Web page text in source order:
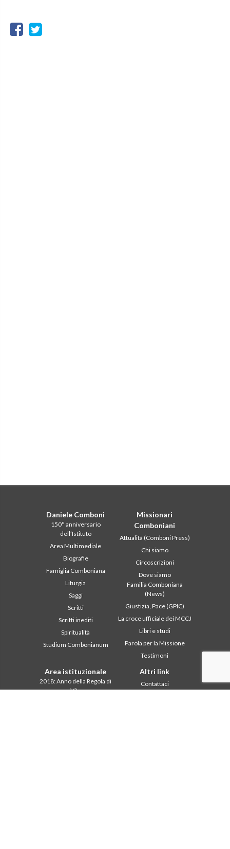
Daniele Comboni
150° anniversario
dell’Istituto
Area Multimediale
Biografie
Famiglia Comboniana
Liturgia
Saggi
Scritti
Scritti inediti
Spiritualità
Studium Combonianum
Missionari
Comboniani
Attualità (Comboni Press)
Chi siamo
Circoscrizioni
Dove siamo
Familia Comboniana
(News)
Giustizia, Pace (GPIC)
La croce ufficiale dei MCCJ
Libri e studi
Parola per la Missione
Testimoni
Area istituzionale
2018: Anno della Regola di
Vita
Altri link
Contattaci